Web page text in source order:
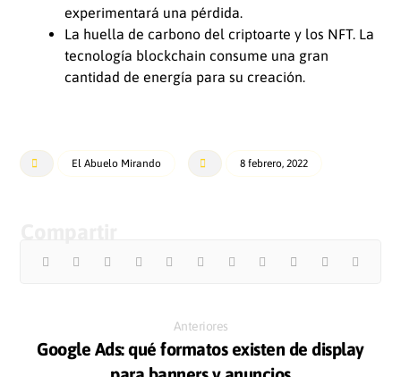
experimentará una pérdida.
La huella de carbono del criptoarte y los NFT. La
tecnología blockchain consume una gran
cantidad de energía para su creación.
El Abuelo Mirando 8 febrero, 2022
Anteriores
Google Ads: qué formatos existen de display